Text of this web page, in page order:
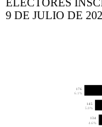
ELECTORES
9 DE JULIO DE
176
6.1%
145
5.0%
134
4.6%